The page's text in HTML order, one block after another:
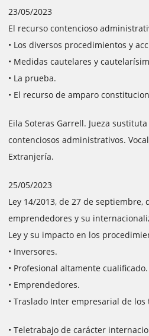
23/05/2023
El recurso contencioso
• Los diversos procedimientos y
• Medidas cautelares y
• La prueba.
• El recurso de amparo
Eila Soteras Garrell. Jueza
contenciosos administrativos.
Extranjería.
25/05/2023
Ley 14/2013, de 27 de septiembre,
emprendedores y su
Ley y su impacto en los
• Inversores.
• Profesional altamente cualificado.
• Emprendedores.
• Traslado Inter empresarial de
• Teletrabajo de carácter